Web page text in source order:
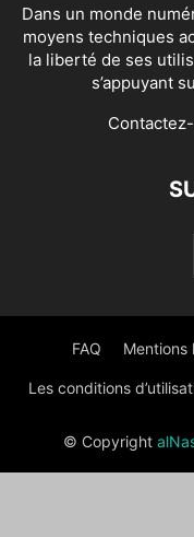
Dans un monde
moyens techniques
la liberté de ses
s’appuyant
FAQ Mentions
Les conditions
© Copyright